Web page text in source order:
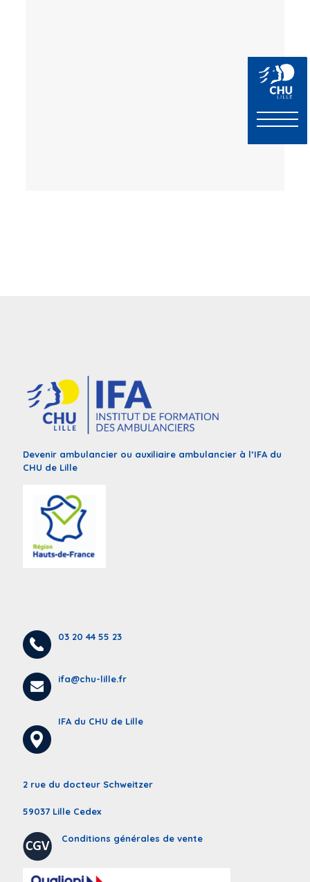
Devenir ambulancier ou auxiliaire ambulancier à l’IFA du
CHU de Lille
03 20 44 55 23
ifa@chu-lille.fr
IFA du CHU de Lille
2 rue du docteur Schweitzer
59037 Lille Cedex
Conditions générales de vente